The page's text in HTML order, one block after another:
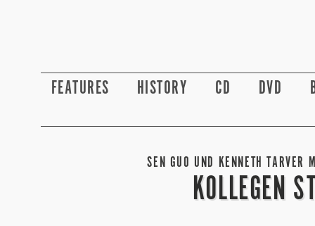
FEATURES HISTORY CD DVD
SEN GUO UND KENNETH
KOLLEGEN